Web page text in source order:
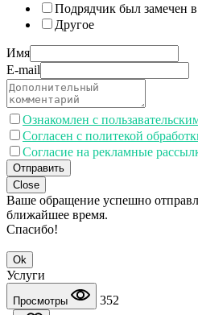
Подрядчик был замечен
Другое
Имя
E-mail
Ознакомлен с
Согласен с политекой
Согласие на рекламные
Отправить
Close
Ваше обращение успешно
ближайшее время.
Спасибо!
Ok
Услуги
Просмотры
352